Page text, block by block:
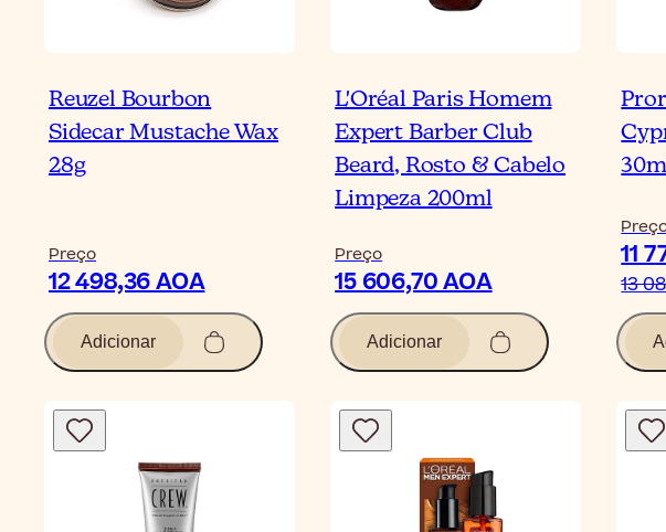
Reuzel Bourbon
Sidecar Mustache Wax
28g
Preço
12 498,36 AOA
Adicionar
L'Oréal Paris Homem
Expert Barber Club
Beard, Rosto & Cabelo
Limpeza 200ml
Preço
15 606,70 AOA
Adicionar
11
13